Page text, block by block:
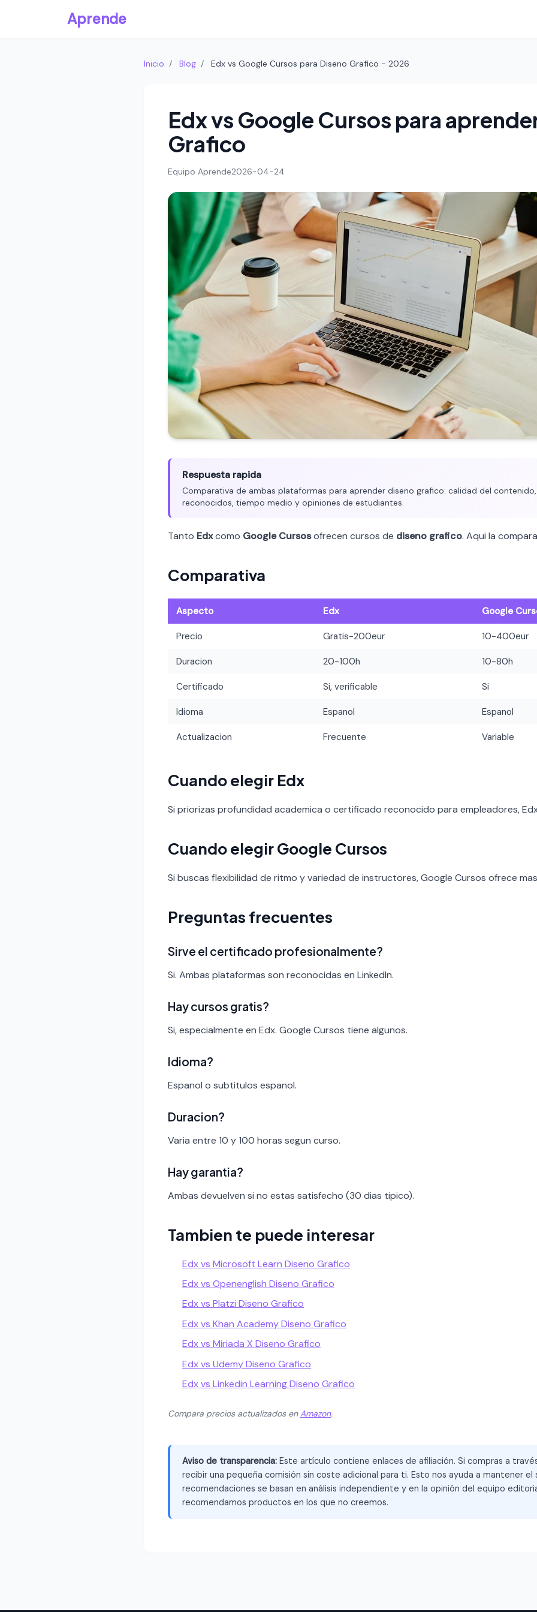
Aprende
Inicio / Blog / Edx vs Google Cursos para Diseno Grafico - 2026
Edx vs Google Cursos para
Grafico
Equipo Aprende2026-04-24
Respuesta rapida
Comparativa de ambas plataformas para aprender diseno grafico: calidad del
reconocidos, tiempo medio y opiniones de estudiantes.
Tanto Edxcomo Google Cursosofrecen cursos de diseno grafico. Aqui la
Comparativa
Aspecto Edx Google
Precio Gratis-200eur 10-400eur
Duracion 20-100h 10-80h
Certificado Si, verificable Si
Idioma Espanol Espanol
Actualizacion Frecuente Variable
Cuando elegir Edx
Si priorizas profundidad academica o certificado reconocido para empleadores,
Cuando elegir Google Cursos
Si buscas flexibilidad de ritmo y variedad de instructores, Google Cursos ofrece
Preguntas frecuentes
Sirve el certificado profesionalmente?
Si. Ambas plataformas son reconocidas en LinkedIn.
Hay cursos gratis?
Si, especialmente en Edx. Google Cursos tiene algunos.
Idioma?
Espanol o subtitulos espanol.
Duracion?
Varia entre 10 y 100 horas segun curso.
Hay garantia?
Ambas devuelven si no estas satisfecho (30 dias tipico).
Tambien te puede interesar
Edx vs Microsoft Learn Diseno Grafico
Edx vs Openenglish Diseno Grafico
Edx vs Platzi Diseno Grafico
Edx vs Khan Academy Diseno Grafico
Edx vs Miriada X Diseno Grafico
Edx vs Udemy Diseno Grafico
Edx vs Linkedin Learning Diseno Grafico
Compara precios actualizados enAmazon.
Aviso de transparencia: Este artículo contiene enlaces de afiliación. Si compras a
recibir una pequeña comisión sin coste adicional para ti. Esto nos ayuda a mantener el
recomendaciones se basan en análisis independiente y en la opinión del equipo
recomendamos productos en los que no creemos.